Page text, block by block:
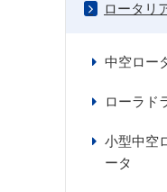
ロータリ
中空ロー
ローラド
小型中空
ータ